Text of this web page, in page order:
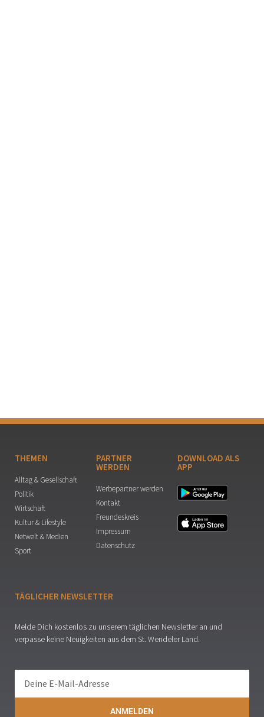
THEMEN
Alltag & Gesellschaft
Politik
Wirtschaft
Kultur & Lifestyle
Netwelt & Medien
Sport
PARTNER
WERDEN
Werbepartner werden
Kontakt
Freundeskreis
Impressum
Datenschutz
DOWNLOAD ALS
APP
TÄGLICHER NEWSLETTER
Melde Dich kostenlos zu unserem täglichen Newsletter an und
verpasse keine Neuigkeiten aus dem St. Wendeler Land.
ANMELDEN